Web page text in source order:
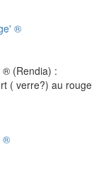
® (Rendia) :
( verre?) au rouge
®